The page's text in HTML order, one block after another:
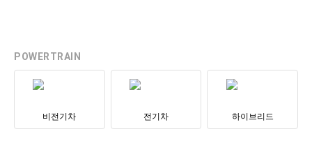
POWERTRAIN
비전기차 전기차 하이브리드